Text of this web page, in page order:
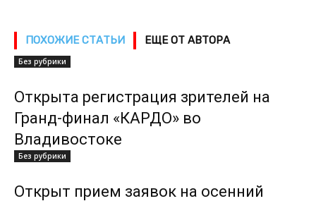
ПОХОЖИЕ СТАТЬИ ЕЩЕ ОТ АВТОРА
Без рубрики
Открыта регистрация зрителей на
Гранд-финал «КАРДО» во
Владивостоке
Без рубрики
Открыт прием заявок на осенний